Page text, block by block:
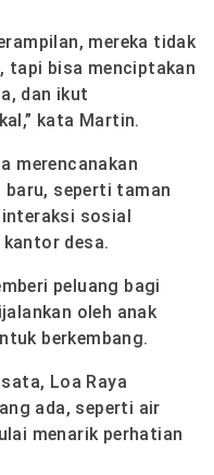
mereka tidak
tapi bisa menciptakan
dan ikut
kata Martin.
merencanakan
baru, seperti taman
sosial
kantor desa.
peluang bagi
oleh anak
berkembang.
Loa Raya
ada, seperti air
menarik perhatian